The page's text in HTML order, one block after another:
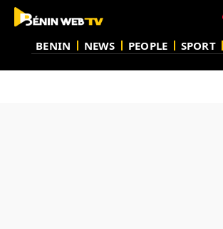
BENIN NEWS PEOPLE SPORT